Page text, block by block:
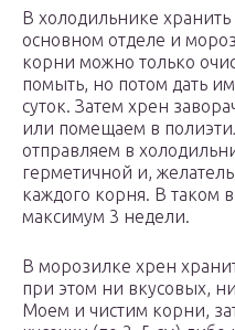
В холодильнике
основном отделе и
корни можно только
помыть, но потом дать
суток. Затем хрен
или помещаем в
отправляем в
герметичной и,
каждого корня. В таком
максимум 3 недели.
В морозилке хрен
при этом ни вкусовых,
Моем и чистим корни,